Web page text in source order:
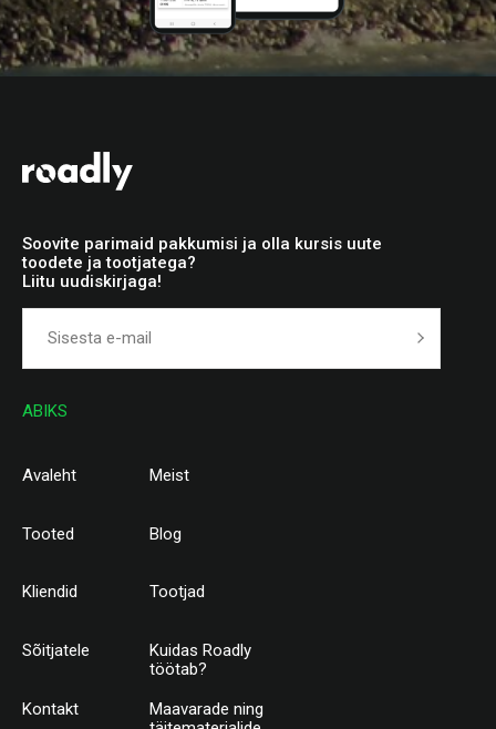
Soovite parimaid pakkumisi ja olla kursis uute
toodete ja tootjatega?
Liitu uudiskirjaga!
ABIKS
Avaleht Meist
Tooted Blog
Kliendid Tootjad
Sõitjatele
Kuidas Roadly
töötab?
Kontakt
Maavarade ning